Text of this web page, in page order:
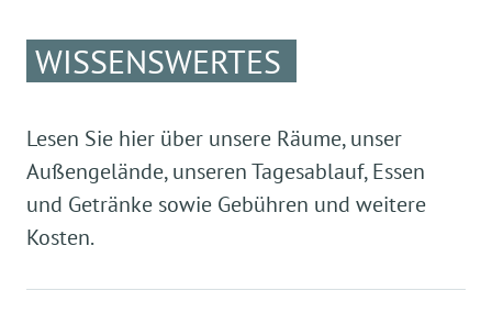
WISSENSWERTES
Lesen Sie hier über unsere Räume, unser
Außengelände, unseren Tagesablauf, Essen
und Getränke sowie Gebühren und weitere
Kosten.